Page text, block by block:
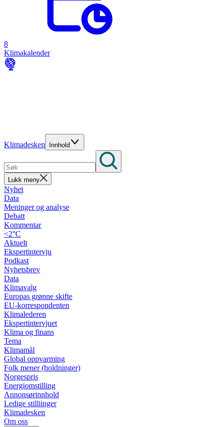
8
Klimakalender
Klimadesken Innhold
Lukk meny
Nyhet
Data
Meninger og analyse
Debatt
Kommentar
<2°C
Aktuelt
Ekspertintervju
Podkast
Nyhetsbrev
Data
Klimavalg
Europas grønne skifte
EU-korrespondenten
Klimalederen
Ekspertintervjuet
Klima og finans
Tema
Klimamål
Global oppvarming
Folk mener (holdninger)
Norgespris
Energiomstilling
Annonsørinnhold
Ledige stilliinger
Klimadesken
Om oss